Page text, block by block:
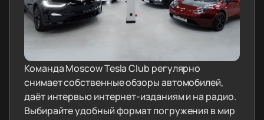
Команда Moscow Tesla Club регулярно
снимает собственные обзоры автомобилей,
даёт интервью интернет-изданиям и на радио.
Выбирайте удобный формат погружения в мир